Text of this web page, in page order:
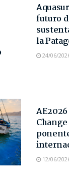
futuro
la
24/06/
12/06/